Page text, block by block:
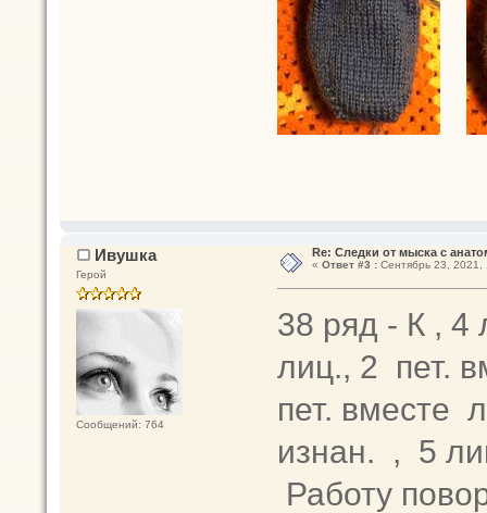
Ивушка
Герой
Сообщений: 764
Re: Следки от мыска с
« Ответ #3 :Сентябрь 23, 2021,
38 ряд - К , 4
лиц., 2 пет.
пет. вместе
изнан. , 5
Работу